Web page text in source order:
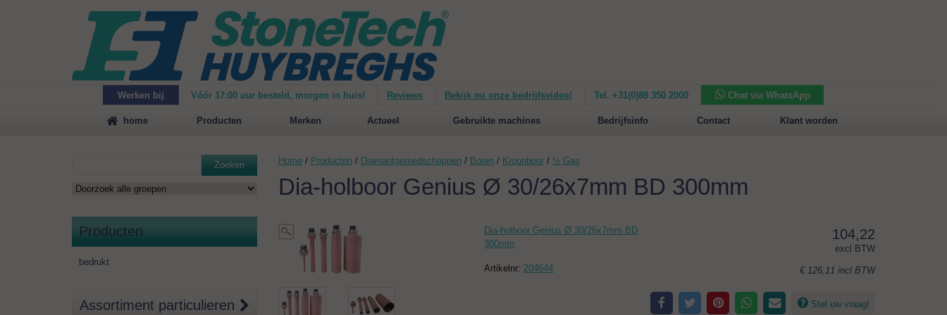
Werken bij Vóór 17:00 uur besteld, morgen in huis! Reviews Bekijk nu onze bedrijfsvideo! Tel. +31(0)88 350 2000
Chat via WhatsApp
Maak
vrijblijvend een afspraak voor een demonstratie van de Mirage 1500 Nieuw op de website: selecteer nu op merken! Nieuw in het assortiment: Sansone Collection
home Producten Merken Actueel Gebruikte machines Bedrijfsinfo Contact Klant worden
Zoeken
Producten
bedrukt
Assortiment particulieren
Home / Producten/ Diamantgereedschappen/ Boren/ Kroonboor/ ½ Gas
Dia-holboor Genius Ø 30/26x7mm BD 300mm
Dia-holboor Genius Ø 30/26x7mm BD
300mm
Artikelnr: 204644
104,22
excl BTW
€ 126,11 incl BTW
Stel uw vraag!